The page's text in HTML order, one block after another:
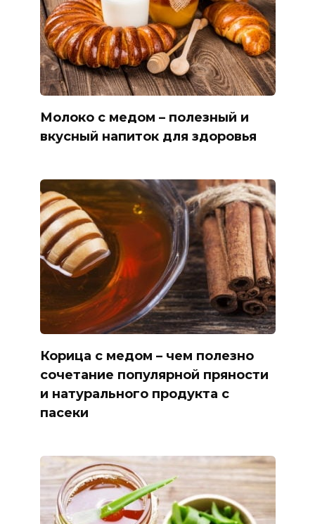
Молоко с медом – полезный и
вкусный напиток для здоровья
Корица с медом – чем полезно
сочетание популярной пряности
и натурального продукта с
пасеки